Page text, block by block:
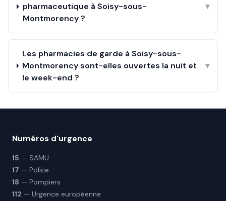
pharmaceutique à Soisy-sous-
Montmorency ?
▾
Les pharmacies de garde à Soisy-sous-
Montmorency sont-elles ouvertes la nuit et
le week-end ?
▾
Numéros d'urgence
15 — SAMU
17 — Police
18 — Pompiers
112 — Urgence européenne